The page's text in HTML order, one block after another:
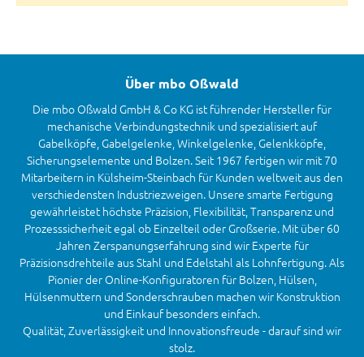
Über mbo Oßwald
Die mbo Oßwald GmbH & Co KG ist führender Hersteller für
mechanische Verbindungstechnik und spezialisiert auf
Gabelköpfe, Gabelgelenke, Winkelgelenke, Gelenkköpfe,
Sicherungselemente und Bolzen. Seit 1967 fertigen wir mit 70
Mitarbeitern in Külsheim-Steinbach für Kunden weltweit aus den
verschiedensten Industriezweigen. Unsere smarte Fertigung
gewährleistet höchste Präzision, Flexibilität, Transparenz und
Prozesssicherheit egal ob Einzelteil oder Großserie. Mit über 60
Jahren Zerspanungserfahrung sind wir Experte für
Präzisionsdrehteile aus Stahl und Edelstahl als Lohnfertigung. Als
Pionier der Online-Konfiguratoren für Bolzen, Hülsen,
Hülsenmuttern und Sonderschrauben machen wir Konstruktion
und Einkauf besonders einfach.
Qualität, Zuverlässigkeit und Innovationsfreude - darauf sind wir
stolz.